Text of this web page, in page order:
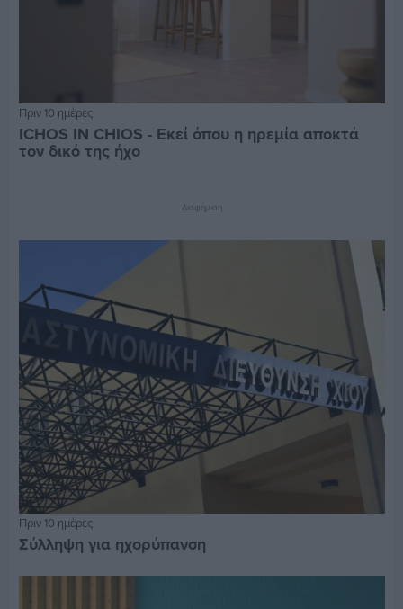
Πριν 10 ημέρες
ICHOS IN CHIOS - Εκεί όπου η ηρεμία αποκτά
τον δικό της ήχο
Διαφήμιση
Πριν 10 ημέρες
Σύλληψη για ηχορύπανση